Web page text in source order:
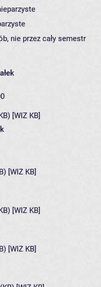
nie przez cały semestr
[WIZ KB]
[WIZ KB]
[WIZ KB]
[WIZ KB]